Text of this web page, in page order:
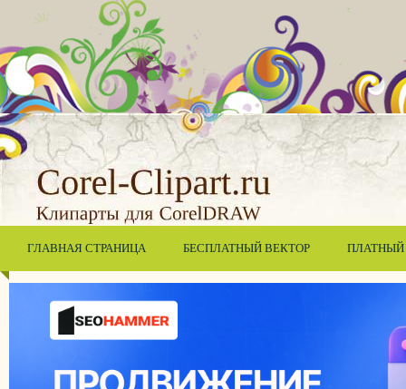
ГЛАВНАЯ СТРАНИЦА БЕСПЛАТНЫЙ ВЕКТОР ПЛАТНЫЙ